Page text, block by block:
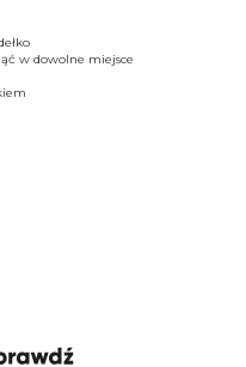
w dowolne miejsce